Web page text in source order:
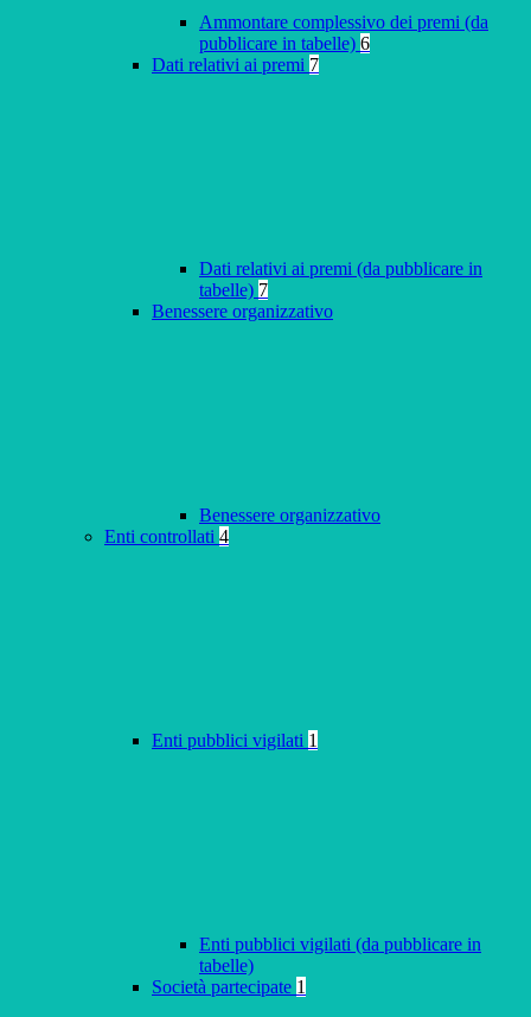
Ammontare complessivo dei premi (da
pubblicare in tabelle) 6
Dati relativi ai premi 7
Dati relativi ai premi (da pubblicare in
tabelle) 7
Benessere organizzativo
Benessere organizzativo
Enti controllati 4
Enti pubblici vigilati 1
Enti pubblici vigilati (da pubblicare in
tabelle)
Società partecipate 1